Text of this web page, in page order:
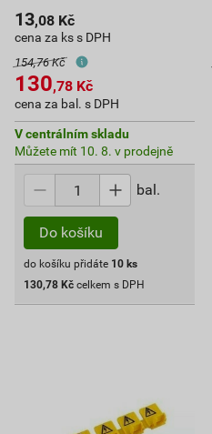
13,08 Kč
cena za ks s DPH
154,76 Kč
130,78 Kč
cena za bal. s DPH
V centrálním skladu
Můžete mít 10. 8. v prodejně
bal.
Do košíku
do košíku přidáte 10 ks
130,78 Kč celkem s DPH